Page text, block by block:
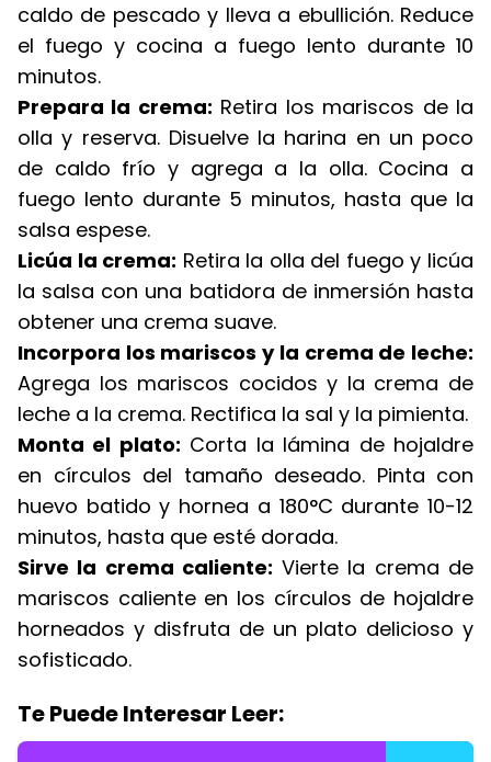
caldo de pescado y lleva a ebullición. Reduce
el fuego y cocina a fuego lento durante 10
minutos.
Prepara la crema: Retira los mariscos de la
olla y reserva. Disuelve la harina en un poco
de caldo frío y agrega a la olla. Cocina a
fuego lento durante 5 minutos, hasta que la
salsa espese.
Licúa la crema: Retira la olla del fuego y licúa
la salsa con una batidora de inmersión hasta
obtener una crema suave.
Incorpora los mariscos y la crema de leche:
Agrega los mariscos cocidos y la crema de
leche a la crema. Rectifica la sal y la pimienta.
Monta el plato: Corta la lámina de hojaldre
en círculos del tamaño deseado. Pinta con
huevo batido y hornea a 180°C durante 10-12
minutos, hasta que esté dorada.
Sirve la crema caliente: Vierte la crema de
mariscos caliente en los círculos de hojaldre
horneados y disfruta de un plato delicioso y
sofisticado.
Te Puede Interesar Leer: